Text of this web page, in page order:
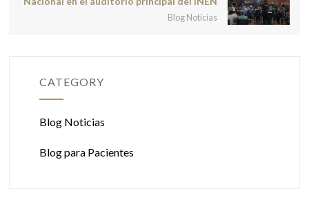
Blog Noticias
CATEGORY
Blog Noticias
Blog para Pacientes